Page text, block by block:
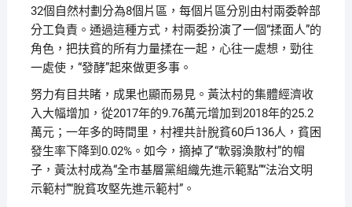
32個自然村劃分為8個片區，每個片區分別由村兩委幹部
分工負責。通過這種方式，村兩委扮演了一個“揉面人”的
角色，把扶貧的所有力量揉在一起，心往一處想，勁往
一處使，“發酵”起來做更多事。
努力有目共睹，成果也顯而易見。黃汰村的集體經濟收
入大幅增加，從2017年的9.76萬元增加到2018年的25.2
萬元；一年多的時間里，村裡共計脫貧60戶136人，貧困
發生率下降到0.02%。如今，摘掉了“軟弱渙散村”的帽
子，黃汰村成為“全市基層黨組織先進示範點”“法治文明
示範村”“脫貧攻堅先進示範村”。